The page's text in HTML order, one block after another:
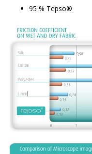
95 % Tepso®